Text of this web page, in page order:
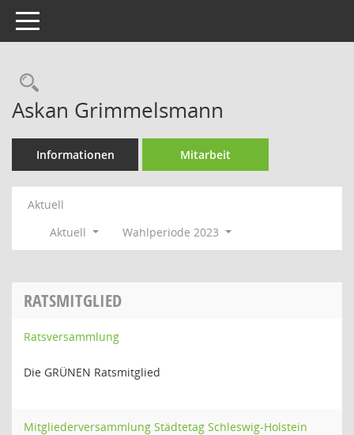
Toggle navigation
Rechercheauswahl
Askan Grimmelsmann
Informationen Mitarbeit
Aktuell
Aktuell
Wahlperiode 2023
RATSMITGLIED
Ratsversammlung
Die GRÜNEN Ratsmitglied
Mitgliederversammlung Städtetag Schleswig-Holstein